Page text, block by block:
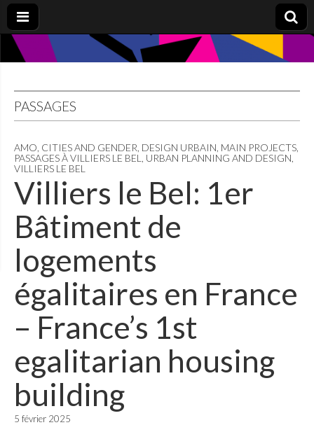
PASSAGES
AMO CITIES AND GENDER DESIGN URBAIN MAIN PROJECTS
PASSAGES À VILLIERS LE BEL
URBAN PLANNING AND DESIGN
VILLIERS LE BEL
Villiers le Bel: 1er
Bâtiment de
logements
égalitaires en France
– France’s 1st
egalitarian housing
building
5 février 2025